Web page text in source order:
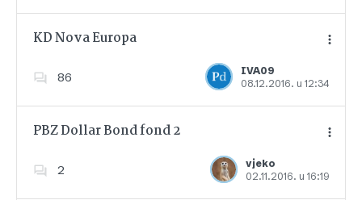
KD Nova Europa
86
IVA09
08.12.2016. u 12:34
Dodajte u favorite
PBZ Dollar Bond fond 2
2
vjeko
02.11.2016. u 16:19
Dodajte u favorite